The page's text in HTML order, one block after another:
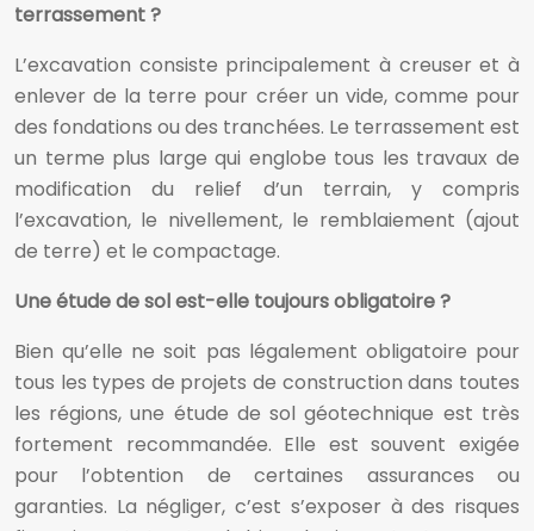
terrassement ?
L’excavation consiste principalement à creuser et à
enlever de la terre pour créer un vide, comme pour
des fondations ou des tranchées. Le terrassement est
un terme plus large qui englobe tous les travaux de
modification du relief d’un terrain, y compris
l’excavation, le nivellement, le remblaiement (ajout
de terre) et le compactage.
Une étude de sol est-elle toujours obligatoire ?
Bien qu’elle ne soit pas légalement obligatoire pour
tous les types de projets de construction dans toutes
les régions, une étude de sol géotechnique est très
fortement recommandée. Elle est souvent exigée
pour l’obtention de certaines assurances ou
garanties. La négliger, c’est s’exposer à des risques